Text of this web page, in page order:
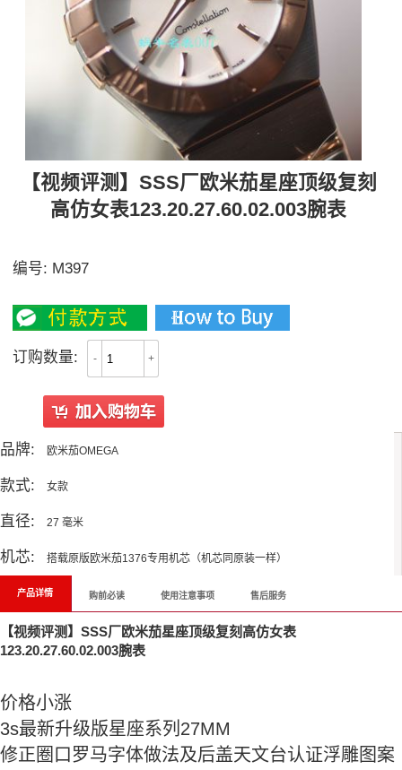
【视频评测】SSS厂欧米茄星座顶级复刻
高仿女表123.20.27.60.02.003腕表
编号: M397
订购数量: - +
品牌: 欧米茄OMEGA
款式: 女款
直径: 27 毫米
机芯: 搭载原版欧米茄1376专用机芯（机芯同原装一样）
产品详情 购前必读 使用注意事项 售后服务
【视频评测】SSS厂欧米茄星座顶级复刻高仿女表
123.20.27.60.02.003腕表
价格小涨
3s最新升级版星座系列27MM
修正圈口罗马字体做法及后盖天文台认证浮雕图案